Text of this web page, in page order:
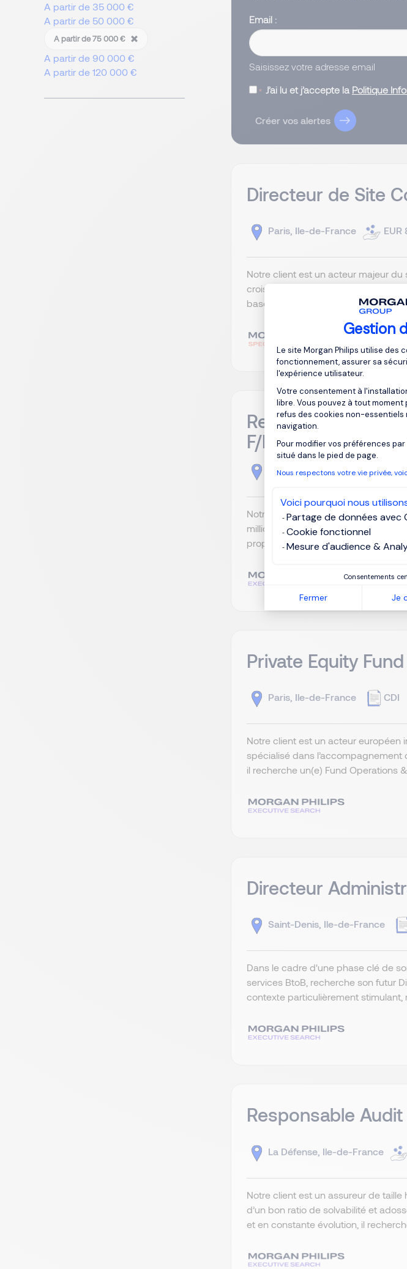
Gestion
Plateforme de
Le site Morgan Philips utilise des
fonctionnement, assurer sa
l'expérience utilisateur.
Votre consentement à
libre. Vous pouvez à tout
refus des cookies non-essentiels
navigation.
Pour modifier vos préférences
situé dans le pied de page.
Nous respectons votre vie privée,
Voici pourquoi nous
Partage de données avec
Cookie fonctionnel
Mesure d'audience &
Consentements
Fermer Je
A partir de 35 000 €
A partir de 50 000 €
A partir de 75 000 €
A partir de 90 000 €
A partir de 120 000 €
Email
Saisissez votre adresse email
J’ai lu et j’accepte la Politique
Créer vos alertes
Directeur de Site
Paris, Ile-de-France EUR
Notre client est un acteur majeur
croissance et de transformation de
basé à Paris 8e en CDI
Responsable des
F/H
Toulon, Provence-Alpes-Côte
Notre client est un assureur
million de contrats gérés et plus de
propose une offre complète en
Private Equity
Paris, Ile-de-France CDI
Notre client est un acteur
spécialisé dans l’accompagnement
il recherche un(e) Fund Operations
Directeur
Saint-Denis, Ile-de-France
Dans le cadre d'une phase clé de
services BtoB, recherche son futur
contexte particulièrement stimulant,
Responsable
La Défense, Ile-de-France
Notre client est un assureur de
d’un bon ratio de solvabilité et
et en constante évolution, il